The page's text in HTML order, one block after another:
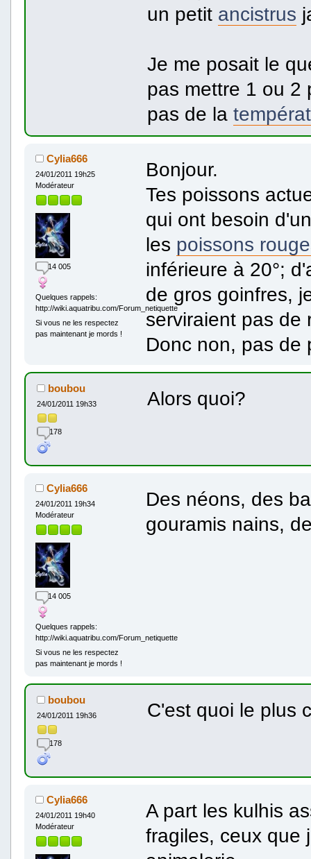
un petit ancistrus
Je me posait le
pas mettre 1 ou 2
pas de la
Cylia666
24/01/2011 19h25
Modérateur
14 005
Quelques rappels:
http://wiki.aquatribu.com/Forum_netiquette
Si vous ne les respectez
pas maintenant je mords !
Bonjour.
Tes poissons
qui ont besoin
les poissons
inférieure à 20°;
de gros goinfres,
serviraient pas de
Donc non, pas de
boubou
24/01/2011 19h33
178
Alors quoi?
Cylia666
24/01/2011 19h34
Modérateur
14 005
Quelques rappels:
http://wiki.aquatribu.com/Forum_netiquette
Si vous ne les respectez
pas maintenant je mords !
Des néons, des
gouramis nains,
boubou
24/01/2011 19h36
178
C'est quoi le plus
Cylia666
24/01/2011 19h40
Modérateur
A part les kulhis
fragiles, ceux que